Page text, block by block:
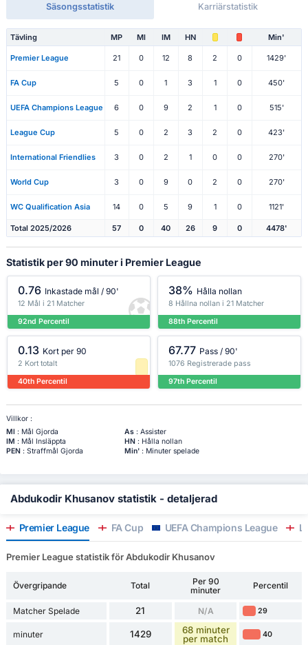
Säsongsstatistik Karriärstatistik
Tävling MP Ml IM HN Min'
Premier League 21 0 12 8 2 0 1429'
FA Cup 5 0 1 3 1 0 450'
UEFA Champions League 6 0 9 2 1 0 515'
League Cup 5 0 2 3 2 0 423'
International Friendlies 3 0 2 1 0 0 270'
World Cup 3 0 9 0 2 0 270'
WC Qualification Asia 14 0 5 9 1 0 1121'
Total 2025/2026 57 0 40 26 9 0 4478'
Statistik per 90 minuter i Premier League
0.76 Inkastade mål / 90'
12 Mål i 21 Matcher
92nd Percentil
38% Hålla nollan
8 Hållna nollan i 21 Matcher
88th Percentil
0.13 Kort per 90
2 Kort totalt
40th Percentil
67.77 Pass / 90'
1076 Registrerade pass
97th Percentil
Villkor :
Ml : Mål Gjorda As: Assister
IM : Mål Insläppta HN: Hålla nollan
PEN: Straffmål Gjorda Min': Minuter spelade
Abdukodir Khusanov statistik - detaljerad
Premier League FA Cup UEFA Champions League
Premier League statistik för Abdukodir Khusanov
Övergripande Total
Per 90
minuter
Percentil
Matcher Spelade 21 N/A 29
minuter 1429
68 minuter
per match
40